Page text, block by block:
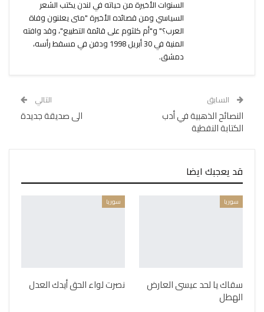
السنوات الأخيرة من حياته في لندن يكتب الشعر
السياسي ومن قصائده الأخيرة "متى يعلنون وفاة
العرب؟" و"أم كلثوم على قائمة التطبيع"، وقد وافته
المنية في 30 أبريل 1998 ودفن في مسقط رأسه،
دمشق.
السابق
النصائح الذهبية في أدب
الكتابة النفطية
التالي
الى صديقة جديدة
قد يعجبك ايضا
سوريا
سقاك يا لحد عيسى العارض
الهطل
سوريا
نصرت لواء الحق أيدك العدل